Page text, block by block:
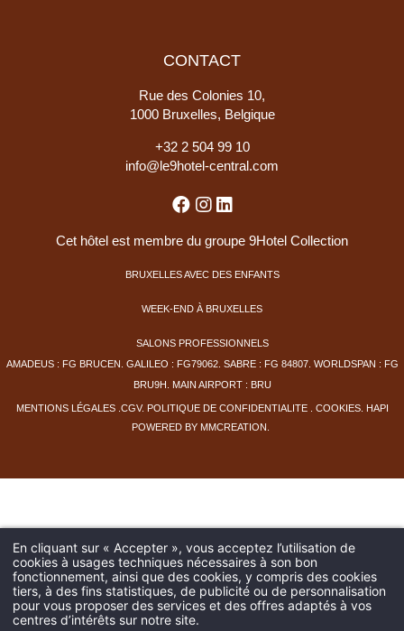
CONTACT
Rue des Colonies 10,
1000 Bruxelles, Belgique
+32 2 504 99 10
info@le9hotel-central.com
Cet hôtel est membre du groupe 9Hotel Collection
BRUXELLES AVEC DES ENFANTS
WEEK-END À BRUXELLES
SALONS PROFESSIONNELS
AMADEUS : FG BRUCEN. GALILEO : FG79062. SABRE : FG 84807. WORLDSPAN : FG
BRU9H. MAIN AIRPORT : BRU
MENTIONS LÉGALES CGV. POLITIQUE DE CONFIDENTIALITE . COOKIES. HAPI
POWERED BY MMCREATION
En cliquant sur « Accepter », vous acceptez l’utilisation de
cookies à usages techniques nécessaires à son bon
fonctionnement, ainsi que des cookies, y compris des cookies
tiers, à des fins statistiques, de publicité ou de personnalisation
pour vous proposer des services et des offres adaptés à vos
centres d’intérêts sur notre site.